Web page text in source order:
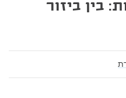
בין ביזור